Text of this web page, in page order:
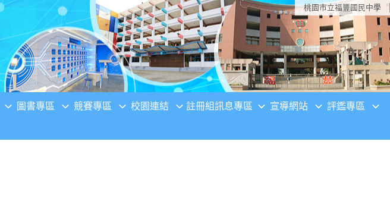
桃園市立福豐國民中學
圖書專區 競賽專區 校園連結 註冊組訊息專區 宣導網站 評鑑專區